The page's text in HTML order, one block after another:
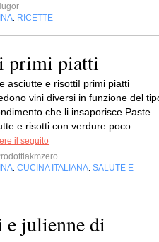
RICETTE
primi piatti
asciutte e risottiI primi piatti
vini diversi in funzione del
che li insaporisce.Paste
e risotti con verdure poco...
il seguito
CUCINA ITALIANA SALUTE E
e julienne di